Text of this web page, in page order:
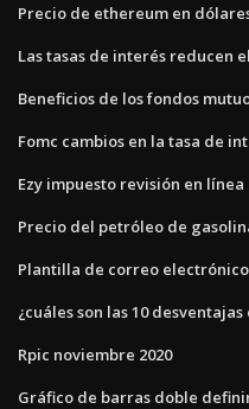
Precio de ethereum en
Las tasas de interés reducen
Beneficios de los fondos
Fomc cambios en la tasa de
Ezy impuesto revisión en línea
Precio del petróleo de
Plantilla de correo
¿cuáles son las 10
Rpic noviembre 2020
Gráfico de barras doble